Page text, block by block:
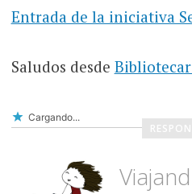
Entrada de la iniciativa
Saludos desde
Cargando...